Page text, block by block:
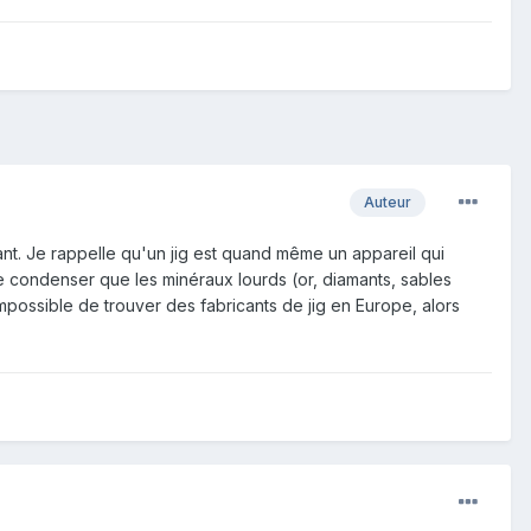
Auteur
Je rappelle qu'un jig est quand même un appareil qui
que les minéraux lourds (or, diamants, sables
de trouver des fabricants de jig en Europe, alors